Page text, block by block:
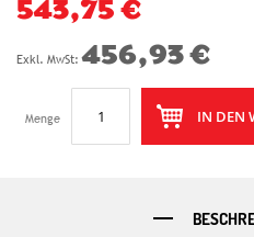
543,75 €
456,93 €
Menge IN DEN